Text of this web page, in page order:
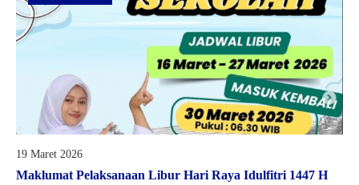
SNBP
19 Maret 2026
Maklumat Pelaksanaan Libur Hari Raya Idulfitri 1447 H